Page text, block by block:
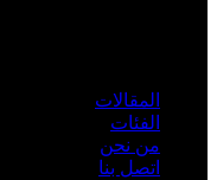
المقالات
الفئات
من نحن
اتصل بنا